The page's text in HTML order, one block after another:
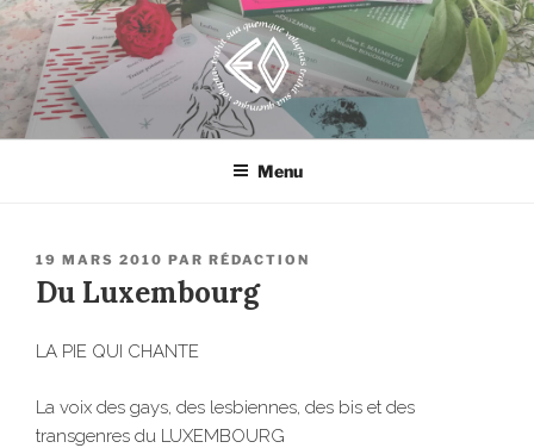
Aller
au
contenu
principal
EROSONYX
Tout livre n’est-il pas une bouteille jetée à la mer ?
Menu
PUBLIÉ
LE
19 MARS 2010 PAR RÉDACTION
Du Luxembourg
LA PIE QUI CHANTE
La voix des gays, des lesbiennes, des bis et des
transgenres du LUXEMBOURG